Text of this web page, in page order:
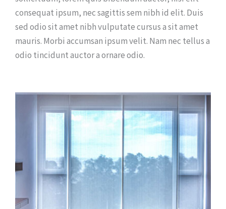
consequat ipsum, nec sagittis sem nibh id elit. Duis
sed odio sit amet nibh vulputate cursus a sit amet
mauris. Morbi accumsan ipsum velit. Nam nec tellus a
odio tincidunt auctor a ornare odio.